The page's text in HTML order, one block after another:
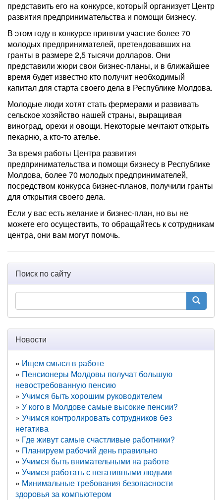
представить его на конкурсе, который организует Центр
развития предпринимательства и помощи бизнесу.
В этом году в конкурсе приняли участие более 70
молодых предпринимателей, претендовавших на
гранты в размере 2,5 тысячи долларов. Они
представили жюри свои бизнес-планы, и в ближайшее
время будет известно кто получит необходимый
капитал для старта своего дела в Республике Молдова.
Молодые люди хотят стать фермерами и развивать
сельское хозяйство нашей страны, выращивая
виноград, орехи и овощи. Некоторые мечтают открыть
пекарню, а кто-то ателье.
За время работы Центра развития
предпринимательства и помощи бизнесу в Республике
Молдова, более 70 молодых предпринимателей,
посредством конкурса бизнес-планов, получили гранты
для открытия своего дела.
Если у вас есть желание и бизнес-план, но вы не
можете его осуществить, то обращайтесь к сотрудникам
центра, они вам могут помочь.
Поиск по сайту
Новости
Ищем смысл в работе
Пенсионеры Молдовы получат большую
невостребованную пенсию
Учимся быть хорошим руководителем
У кого в Молдове самые высокие пенсии?
Учимся контролировать сотрудников без
негатива
Где живут самые счастливые работники?
Планируем рабочий день правильно
Учимся быть внимательными на работе
Учимся работать с негативными людьми
Минимальные требования безопасности
здоровья за компьютером